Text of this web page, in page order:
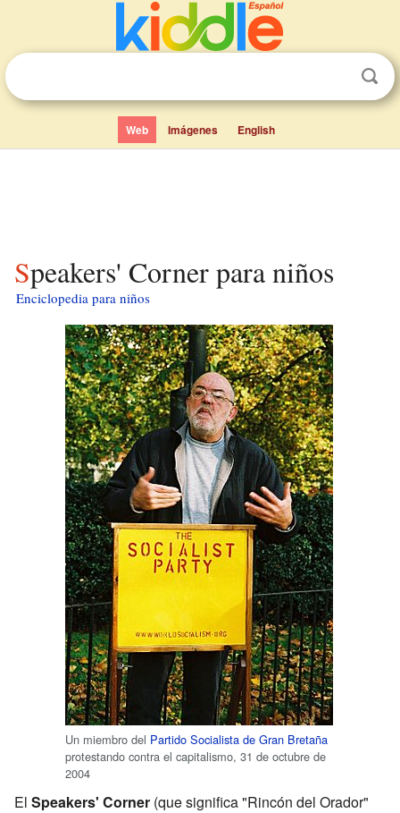
Web Imágenes English
Speakers' Corner para niños
Enciclopedia para niños
Un miembro del Partido Socialista de Gran Bretaña
protestando contra el capitalismo, 31 de octubre de
2004
El Speakers' Corner (que significa "Rincón del Orador"